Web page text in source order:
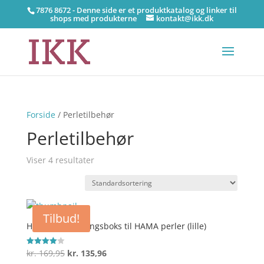
7876 8672 - Denne side er et produktkatalog og linker til
shops med produkterne kontakt@ikk.dk
Forside/ Perletilbehør
Perletilbehør
Viser 4 resultater
Tilbud!
HAMA Opbevaringsboks til HAMA perler (lille)
Vurderet
4
kr.169,95 Den
kr. 135,96Den